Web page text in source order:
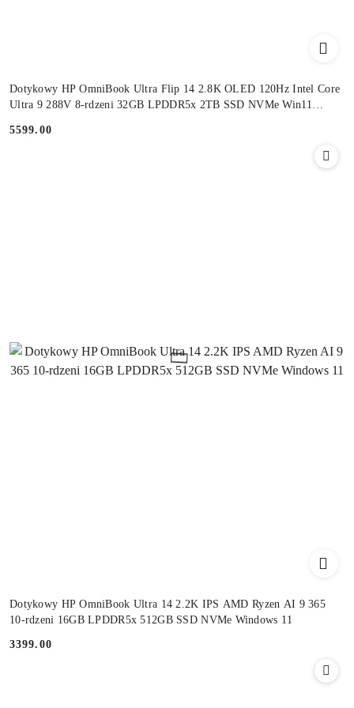
Dotykowy HP OmniBook Ultra Flip 14 2.8K OLED 120Hz Intel Core
Ultra 9 288V 8-rdzeni 32GB LPDDR5x 2TB SSD NVMe Win11
Cena:
5599.00
Dotykowy HP OmniBook Ultra 14 2.2K IPS AMD Ryzen AI 9 365
10-rdzeni 16GB LPDDR5x 512GB SSD NVMe Windows 11
Cena:
3399.00